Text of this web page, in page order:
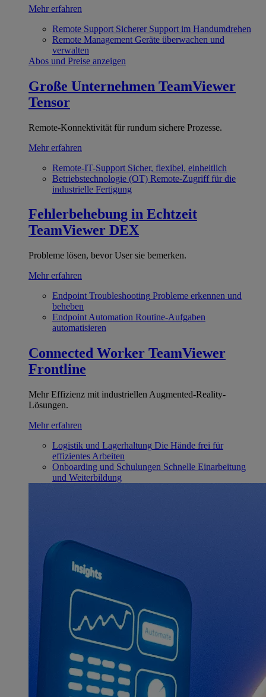
Mehr erfahren
Remote Support Sicherer Support im Handumdrehen
Remote Management Geräte überwachen und
verwalten
Abos und Preise anzeigen
Große Unternehmen TeamViewer
Tensor
Remote-Konnektivität für rundum sichere Prozesse.
Mehr erfahren
Remote-IT-Support Sicher, flexibel, einheitlich
Betriebstechnologie (OT) Remote-Zugriff für die
industrielle Fertigung
Fehlerbehebung in Echtzeit
TeamViewer DEX
Probleme lösen, bevor User sie bemerken.
Mehr erfahren
Endpoint Troubleshooting Probleme erkennen und
beheben
Endpoint Automation Routine-Aufgaben
automatisieren
Connected Worker TeamViewer
Frontline
Mehr Effizienz mit industriellen Augmented-Reality-
Lösungen.
Mehr erfahren
Logistik und Lagerhaltung Die Hände frei für
effizientes Arbeiten
Onboarding und Schulungen Schnelle Einarbeitung
und Weiterbildung